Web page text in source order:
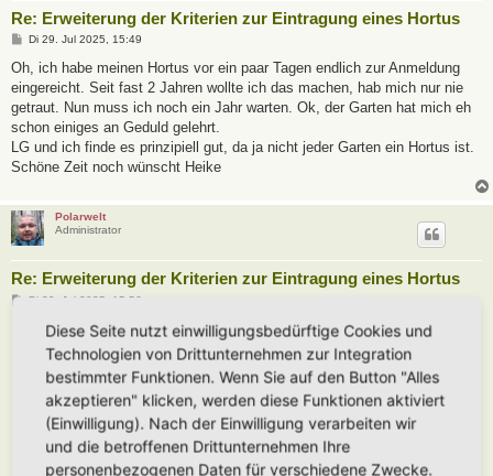
Re: Erweiterung der Kriterien zur Eintragung eines Hortus
B
i
r
a
Di 29. Jul 2025, 15:49
Oh, ich habe meinen Hortus vor ein paar Tagen endlich zur Anmeldung
eingereicht. Seit fast 2 Jahren wollte ich das machen, hab mich nur nie
getraut. Nun muss ich noch ein Jahr warten. Ok, der Garten hat mich eh
schon einiges an Geduld gelehrt.
LG und ich finde es prinzipiell gut, da ja nicht jeder Garten ein Hortus ist.
Schöne Zeit noch wünscht Heike
Polarwelt
Administrator
Re: Erweiterung der Kriterien zur Eintragung eines Hortus
BDi 29. Jul 2025, 15:56
Heike Ehrlehat geschrieben:
Oh, ich habe meinen Hortus vor ein paar Tagen endlich zur Anmeldung
eingereicht. Seit fast 2 Jahren wollte ich das machen, hab mich nur nie
getraut. Nun muss ich noch ein Jahr warten. Ok, der Garten hat mich eh
schon einiges an Geduld gelehrt.
LG und ich finde es prinzipiell gut, da ja nicht jeder Garten ein Hortus
ist.
Diese Seite nutzt einwilligungsbedürftige Cookies und
Technologien von Drittunternehmen zur Integration
bestimmter Funktionen. Wenn Sie auf den Button "Alles
akzeptieren" klicken, werden diese Funktionen aktiviert
(Einwilligung). Nach der Einwilligung verarbeiten wir
und die betroffenen Drittunternehmen Ihre
personenbezogenen Daten für verschiedene Zwecke.